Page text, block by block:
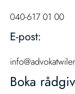
040-617 01 00
E-post:
Boka